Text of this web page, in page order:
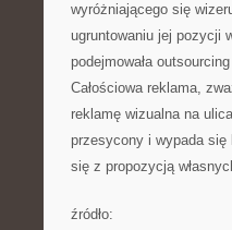
wyróżniającego się
ugruntowaniu jej pozycji
podejmowała
Całościowa reklama,
reklamę wizualna na
przesycony i wypada
się z propozycją
źródło: